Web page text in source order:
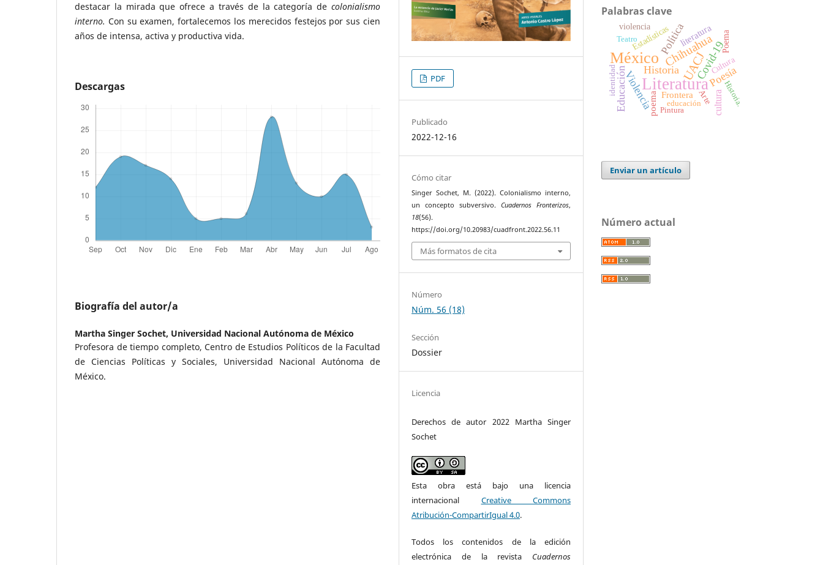
destacar la mirada que ofrece a través de la categoría de colonialismo
interno. Con su examen, fortalecemos los merecidos festejos por sus cien
años de intensa, activa y productiva vida.
Descargas
Biografía del autor/a
Martha Singer Sochet, Universidad Nacional Autónoma de México
Profesora de tiempo completo, Centro de Estudios Políticos de la Facultad
de Ciencias Políticas y Sociales, Universidad Nacional Autónoma de
México.
PDF
Publicado
2022-12-16
Cómo citar
Singer Sochet, M. (2022). Colonialismo interno,
un concepto subversivo. Cuadernos Fronterizos,
18(56).
https://doi.org/10.20983/cuadfront.2022.56.11
Más formatos de cita
Número
Núm. 56 (18)
Sección
Dossier
Licencia
Derechos de autor 2022 Martha Singer
Sochet
Esta obra está bajo una licencia
internacional Creative Commons
Atribución-CompartirIgual 4.0.
Todos los contenidos de la edición
electrónica de la revista Cuadernos
Palabras clave
Literatura
México UACJ
Chihuahua
Historia Covid-19
Poesía
Violencia
Educación
Política
cultura
poema Frontera
literatura
Estadísticas
Cultura
Poema
Arte
violencia
Teatro
educación
identidad
Pintura
Historia.
Enviar un artículo
Número actual